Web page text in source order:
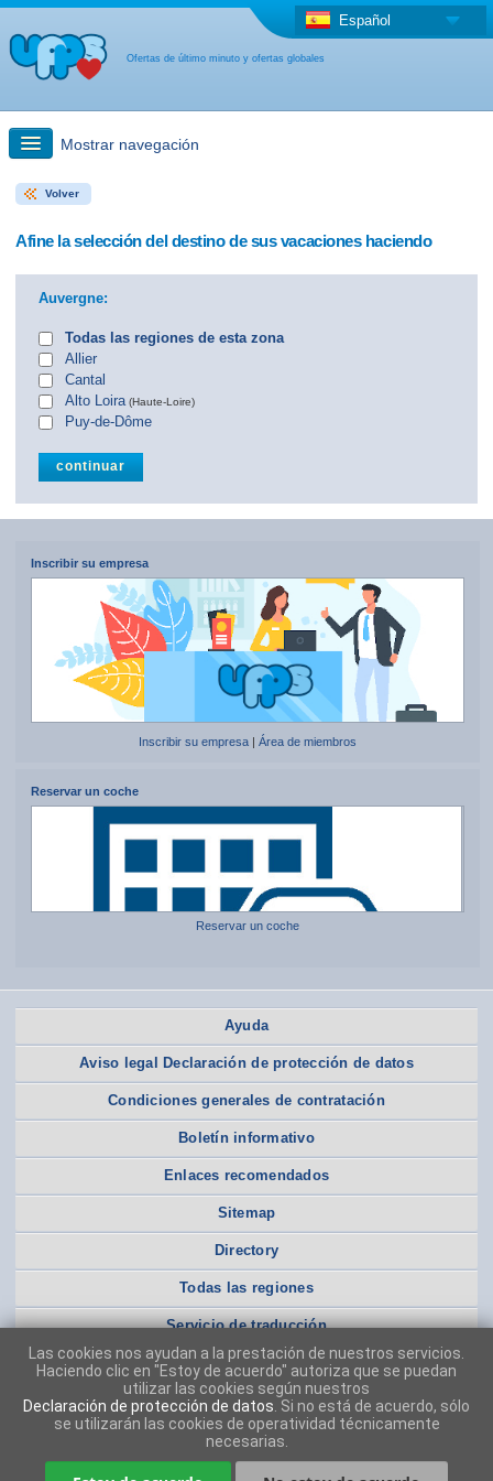
Ofertas de último minuto y ofertas globales
Español
Mostrar navegación
búsqueda rápida
otro país
Volver
Afine la selección del destino de sus vacaciones haciendo
Auvergne:
Todas las regiones de esta zona
Allier
Cantal
Alto Loira (Haute-Loire)
Puy-de-Dôme
Inscribir su empresa
Inscribir su empresa| Área de miembros
Reservar un coche
Reservar un coche
Ayuda
Aviso legal Declaración de protección de datos
Condiciones generales de contratación
Boletín informativo
Enlaces recomendados
Sitemap
Directory
Todas las regiones
Servicio de traducción
Las cookies nos ayudan a la prestación de nuestros servicios.
Haciendo clic en "Estoy de acuerdo" autoriza que se puedan
utilizar las cookies según nuestros
Declaración de protección de datos . Si no está de acuerdo, sólo
se utilizarán las cookies de operatividad técnicamente
necesarias.